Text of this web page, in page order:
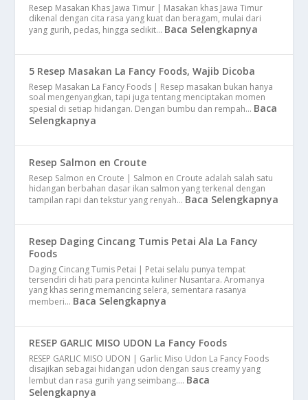
Resep Masakan Khas Jawa Timur | Masakan khas Jawa Timur
dikenal dengan cita rasa yang kuat dan beragam, mulai dari
yang gurih, pedas, hingga sedikit… Baca Selengkapnya
5 Resep Masakan La Fancy Foods, Wajib Dicoba
Resep Masakan La Fancy Foods | Resep masakan bukan hanya
soal mengenyangkan, tapi juga tentang menciptakan momen
spesial di setiap hidangan. Dengan bumbu dan rempah… Baca
Selengkapnya
Resep Salmon en Croute
Resep Salmon en Croute | Salmon en Croute adalah salah satu
hidangan berbahan dasar ikan salmon yang terkenal dengan
tampilan rapi dan tekstur yang renyah… Baca Selengkapnya
Resep Daging Cincang Tumis Petai Ala La Fancy
Foods
Daging Cincang Tumis Petai | Petai selalu punya tempat
tersendiri di hati para pencinta kuliner Nusantara. Aromanya
yang khas sering memancing selera, sementara rasanya
memberi… Baca Selengkapnya
RESEP GARLIC MISO UDON La Fancy Foods
RESEP GARLIC MISO UDON | Garlic Miso Udon La Fancy Foods
disajikan sebagai hidangan udon dengan saus creamy yang
lembut dan rasa gurih yang seimbang.… Baca
Selengkapnya